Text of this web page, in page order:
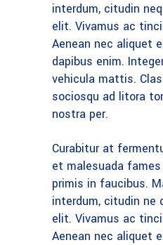
interdum, citudin
elit. Vivamus ac
Aenean nec aliquet
dapibus enim.
vehicula mattis.
sociosqu ad litora
nostra per.
Curabitur at
et malesuada
primis in faucibus.
interdum, citudin ne
elit. Vivamus ac
Aenean nec aliquet